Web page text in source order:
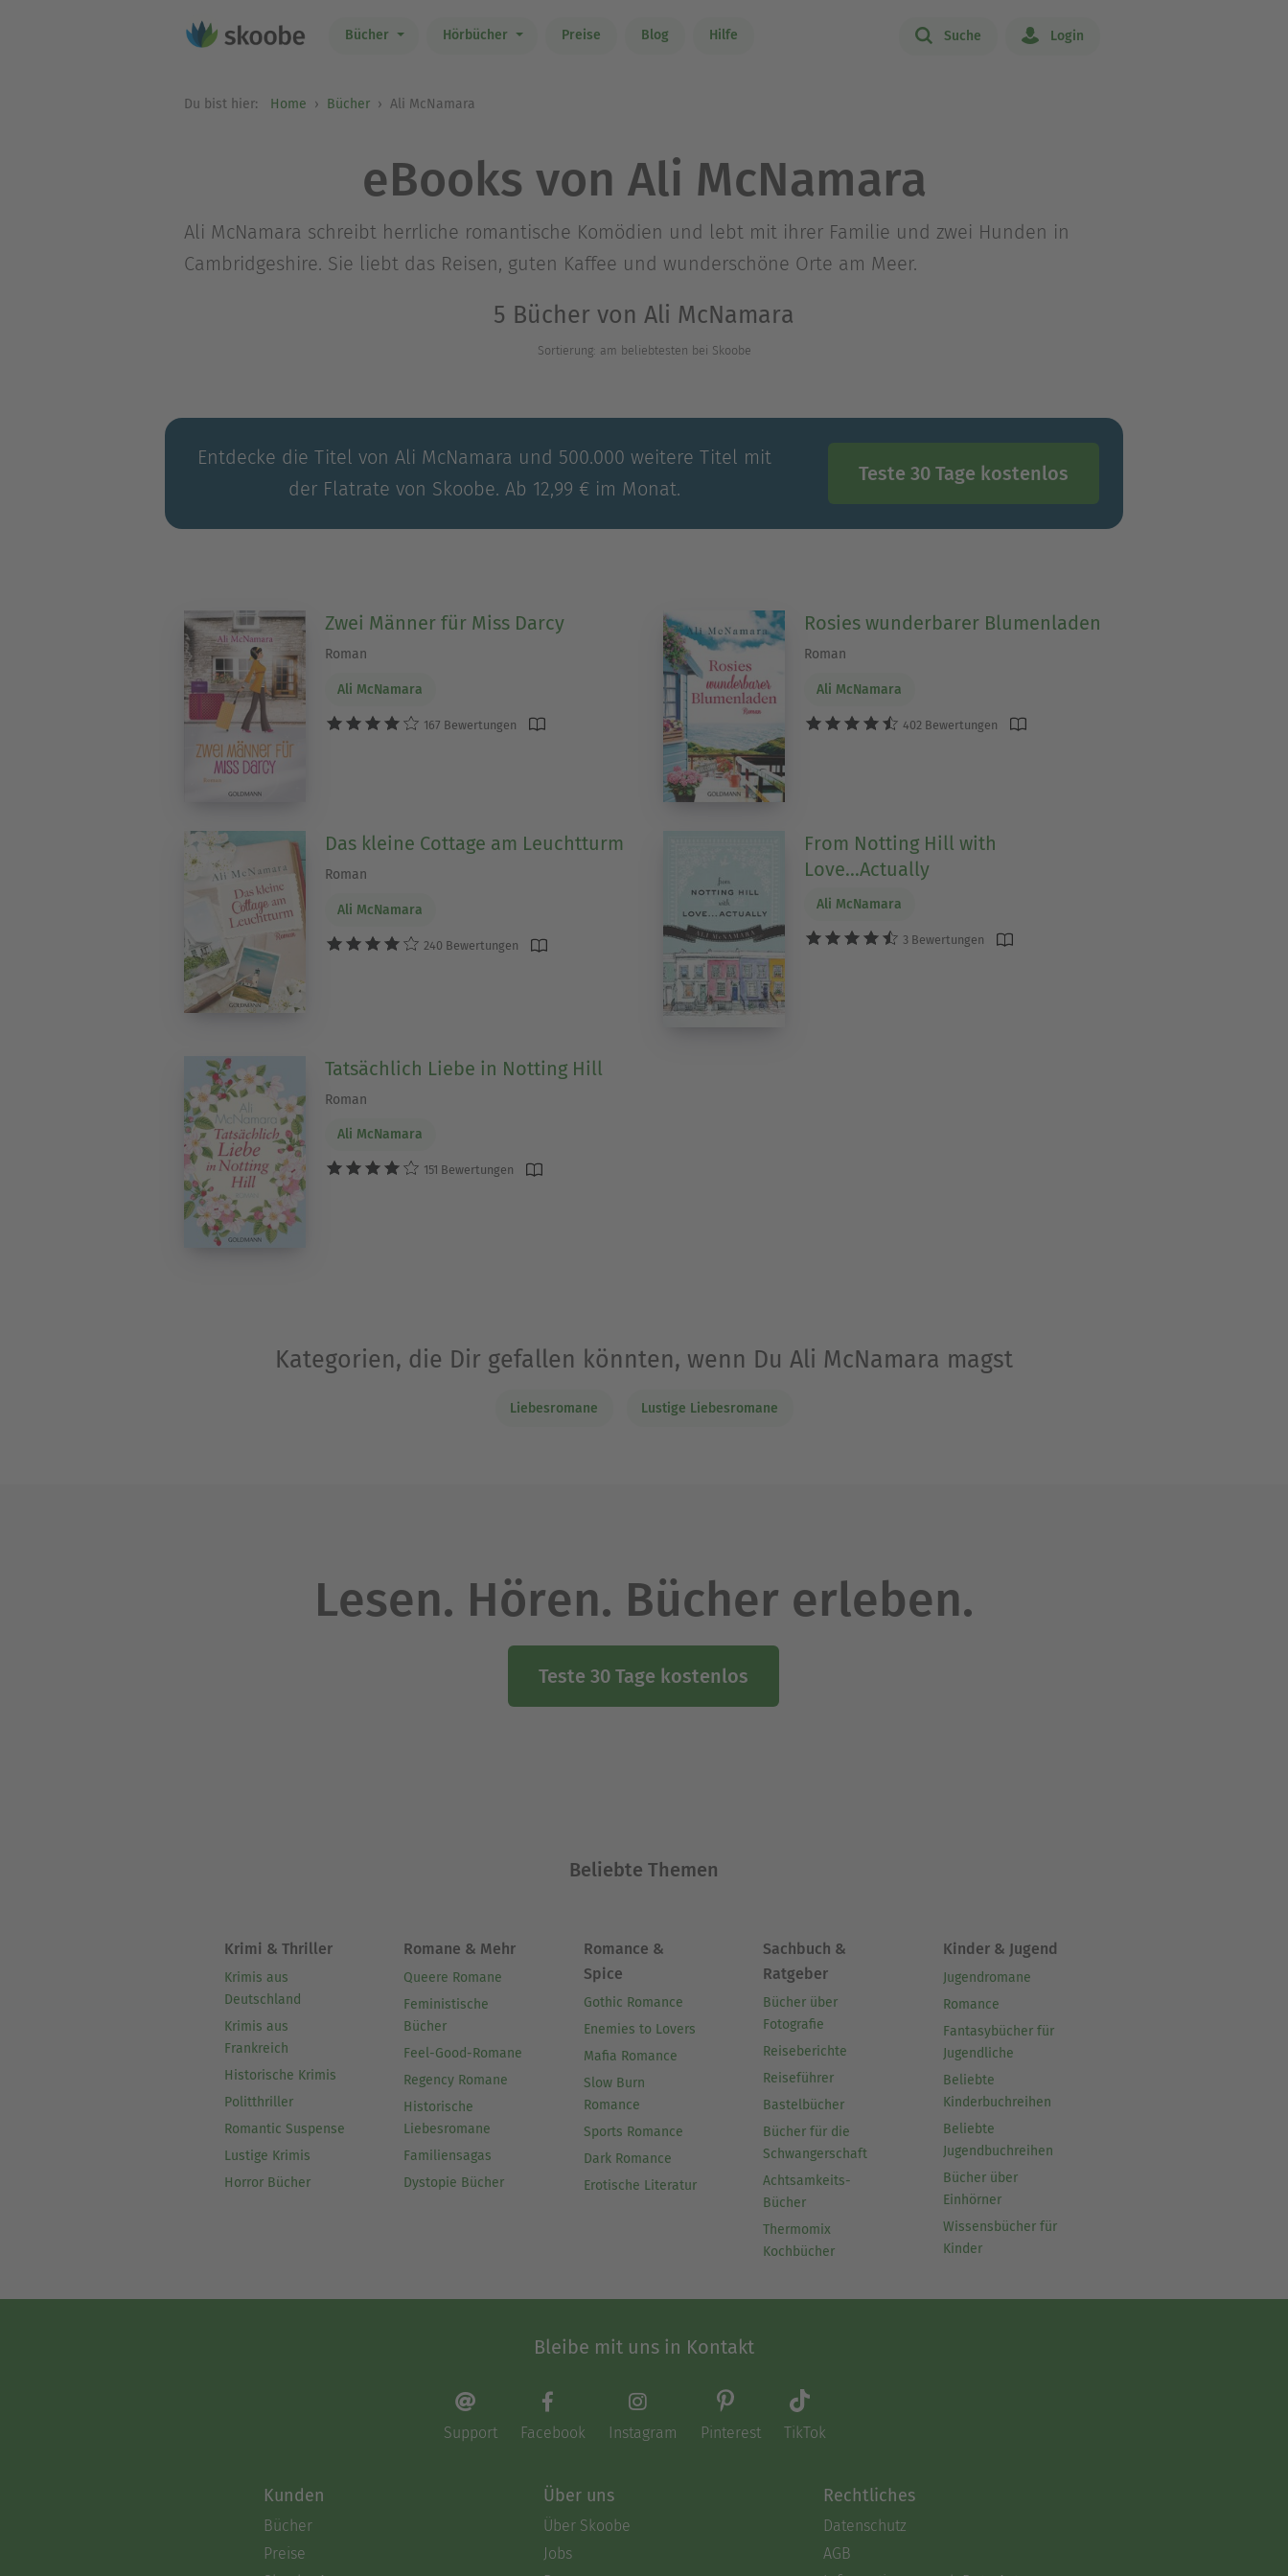
Bücher Hörbücher Preise Blog Hilfe Suche Login
Du bist hier: Home Bücher Ali McNamara
eBooks von Ali McNamara
Ali McNamara schreibt herrliche romantische Komödien und lebt mit ihrer Familie und zwei Hunden in
Cambridgeshire. Sie liebt das Reisen, guten Kaffee und wunderschöne Orte am Meer.
5 Bücher von Ali McNamara
Sortierung: am beliebtesten bei Skoobe
Entdecke die Titel von Ali McNamara und 500.000 weitere Titel mit
der Flatrate von Skoobe. Ab 12,99 € im Monat.
Teste 30 Tage kostenlos
Zwei Männer für Miss Darcy
Roman
Ali McNamara
167 Bewertungen
Rosies wunderbarer Blumenladen
Roman
Ali McNamara
402 Bewertungen
Das kleine Cottage am Leuchtturm
Roman
Ali McNamara
240 Bewertungen
From Notting Hill with
Love...Actually
Ali McNamara
3 Bewertungen
Tatsächlich Liebe in Notting Hill
Roman
Ali McNamara
151 Bewertungen
Kategorien, die Dir gefallen könnten, wenn Du Ali McNamara magst
Liebesromane Lustige Liebesromane
Lesen. Hören. Bücher erleben.
Teste 30 Tage kostenlos
Beliebte Themen
Krimi & Thriller
Krimis aus
Deutschland
Krimis aus
Frankreich
Historische Krimis
Politthriller
Romantic Suspense
Lustige Krimis
Horror Bücher
Romane & Mehr
Queere Romane
Feministische
Bücher
Feel-Good-Romane
Regency Romane
Historische
Liebesromane
Familiensagas
Dystopie Bücher
Romance &
Spice
Gothic Romance
Enemies to Lovers
Mafia Romance
Slow Burn
Romance
Sports Romance
Dark Romance
Erotische Literatur
Sachbuch &
Ratgeber
Bücher über
Fotografie
Reiseberichte
Reiseführer
Bastelbücher
Bücher für die
Schwangerschaft
Achtsamkeits-
Bücher
Thermomix
Kochbücher
Kinder & Jugend
Jugendromane
Romance
Fantasybücher für
Jugendliche
Beliebte
Kinderbuchreihen
Beliebte
Jugendbuchreihen
Bücher über
Einhörner
Wissensbücher für
Kinder
Bleibe mit uns in Kontakt
Support Facebook Instagram Pinterest TikTok
Kunden
Bücher
Preise
Über uns
Über Skoobe
Jobs
Rechtliches
Datenschutz
AGB